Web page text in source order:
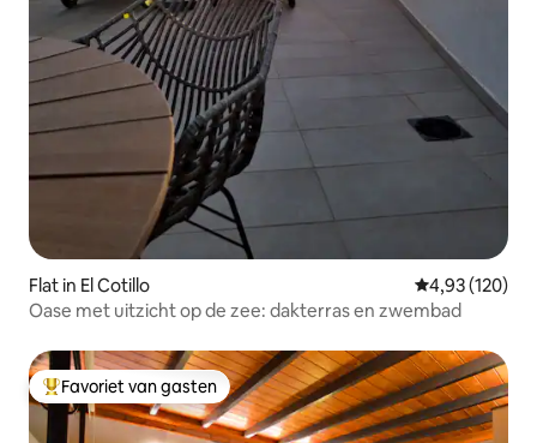
Flat in El Cotillo Gemiddelde
4,93 (120)
Oase met uitzicht op de zee: dakterras en zwembad
Topfavoriet van gasten
Favoriet van gasten